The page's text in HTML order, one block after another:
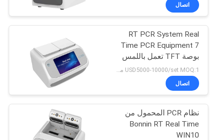
في
المعمل
رقابة
جودة
اتصل
أدوات الاختبار
المعملية
111
اتصال
RT PCR System Real
Time PCR Equipment 7
بوصة TFT تعمل باللمس
اتصال
نظام PCR المحمول من
Bonnin RT Real Time
WIN10